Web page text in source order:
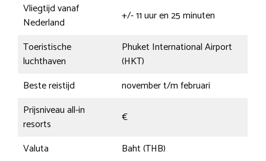
Vliegtijd vanaf
Nederland
+/- 11 uur en 25 minuten
Toeristische
luchthaven
Phuket International Airport
(HKT)
Beste reistijd
november t/m februari
Prijsniveau all-in
resorts
€
Valuta
Baht (THB)